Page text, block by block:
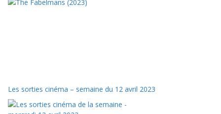
Les sorties cinéma – semaine du 12 avril 2023